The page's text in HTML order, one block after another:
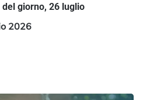
del giorno, 26 luglio
2026